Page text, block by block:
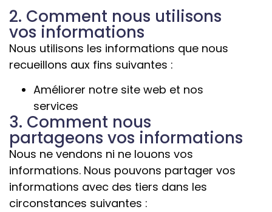
2. Comment nous utilisons
vos informations
Nous utilisons les informations que nous
recueillons aux fins suivantes :
Améliorer notre site web et nos
services
3. Comment nous
partageons vos informations
Nous ne vendons ni ne louons vos
informations. Nous pouvons partager vos
informations avec des tiers dans les
circonstances suivantes :